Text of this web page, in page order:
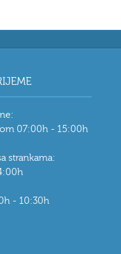
07:00h - 15:00h
sa strankama:
- 10:30h